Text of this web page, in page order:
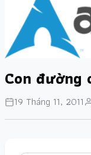
Con đường
19 Tháng 11, 2011